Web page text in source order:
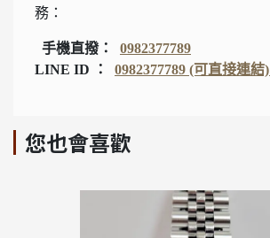
務：
手機直撥：
0982377789
LINE ID ：
0982377789 (可直接連結)
您也會喜歡